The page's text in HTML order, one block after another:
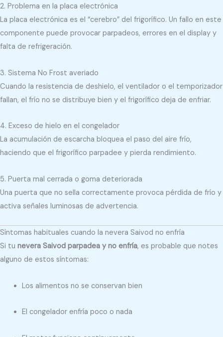
2. Problema en la placa electrónica
La placa electrónica es el “cerebro” del frigorífico. Un fallo en este
componente puede provocar parpadeos, errores en el display y
falta de refrigeración.
3. Sistema No Frost averiado
Cuando la resistencia de deshielo, el ventilador o el temporizador
fallan, el frío no se distribuye bien y el frigorífico deja de enfriar.
4. Exceso de hielo en el congelador
La acumulación de escarcha bloquea el paso del aire frío,
haciendo que el frigorífico parpadee y pierda rendimiento.
5. Puerta mal cerrada o goma deteriorada
Una puerta que no sella correctamente provoca pérdida de frío y
activa señales luminosas de advertencia.
Síntomas habituales cuando la nevera Saivod no enfría
Si tu nevera Saivod parpadea y no enfría, es probable que notes
alguno de estos síntomas:
Los alimentos no se conservan bien
El congelador enfría poco o nada